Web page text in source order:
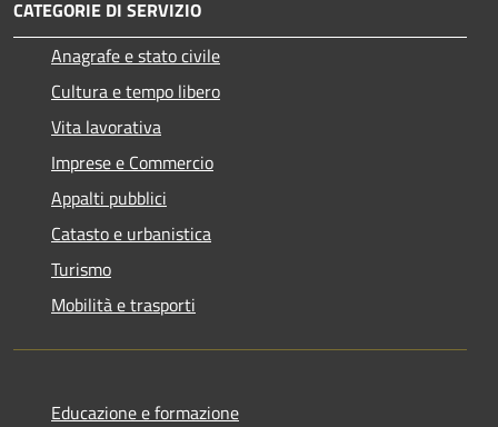
CATEGORIE DI SERVIZIO
Anagrafe e stato civile
Cultura e tempo libero
Vita lavorativa
Imprese e Commercio
Appalti pubblici
Catasto e urbanistica
Turismo
Mobilità e trasporti
Educazione e formazione